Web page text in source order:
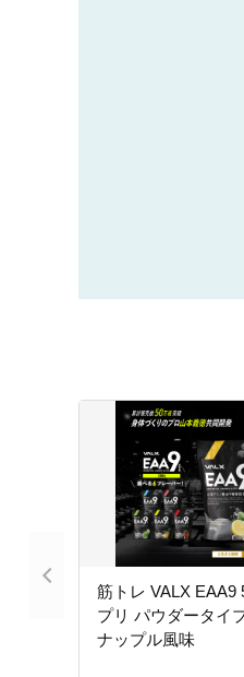
筋トレ VALX EAA9
プリ パウダータイ
ナップル風味